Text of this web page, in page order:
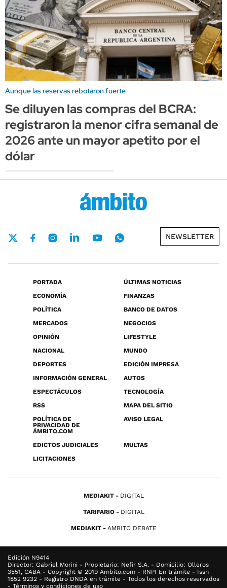
Aunque las reservas rebotaron fuerte
Se diluyen las compras del BCRA:
registraron la menor cifra semanal de
2026 ante un mayor apetito por el
dólar
NEWSLETTER
PORTADA
ÚLTIMAS NOTICIAS
ECONOMÍA
FINANZAS
POLÍTICA
BANCO DE DATOS
MERCADOS
NEGOCIOS
OPINIÓN
LIFESTYLE
NACIONAL
MUNDO
DEPORTES
EDICIÓN IMPRESA
INFORMACIÓN GENERAL
AUTOS
ESPECTÁCULOS
TECNOLOGÍA
RSS
MAPA DEL SITIO
POLÍTICA DE
PRIVACIDAD DE
ÁMBITO.COM
AVISO LEGAL
EDICTOS JUDICIALES
MULTAS
LICITACIONES
MEDIAKIT DIGITAL
TARIFARIO DIGITAL
MEDIAKIT AMBITO DEBATE
Edición N9414
Director: Gabriel Morini - Propietario: Nefir S.A. - Domicilio: Olleros
3551, CABA - Copyright © 2019 Ambito.com - RNPI En trámite - Issn
1852 9232 - Registro DNDA en trámite - Todos los derechos reservados
- Términos y condiciones de uso